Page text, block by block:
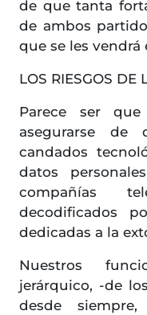
de que tanta
de ambos
que se les vendrá
LOS RIESGOS DE
Parece ser
asegurarse
candados
datos
compañías
decodificados
dedicadas a la
Nuestros
jerárquico, -de
desde